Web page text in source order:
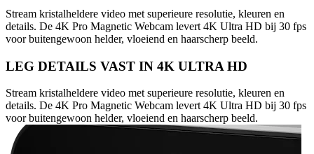
Stream kristalheldere video met superieure resolutie, kleuren en
details. De 4K Pro Magnetic Webcam levert 4K Ultra HD bij 30 fps
voor buitengewoon helder, vloeiend en haarscherp beeld.
LEG DETAILS VAST IN 4K ULTRA HD
Stream kristalheldere video met superieure resolutie, kleuren en
details. De 4K Pro Magnetic Webcam levert 4K Ultra HD bij 30 fps
voor buitengewoon helder, vloeiend en haarscherp beeld.